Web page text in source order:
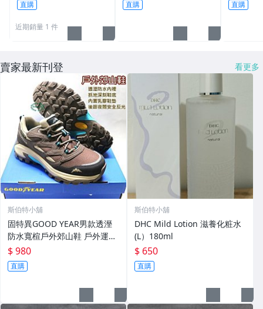
直購
近期銷量 1 件
直購 直購
賣家最新刊登 看更多
斯伯特小舖
固特異GOOD YEAR男款透溼
防水寬楦戶外郊山鞋 戶外運動
休閒鞋 - 咖啡53423
$ 980
直購
斯伯特小舖
DHC Mild Lotion 滋養化粧水
(L）180ml
$ 650
直購